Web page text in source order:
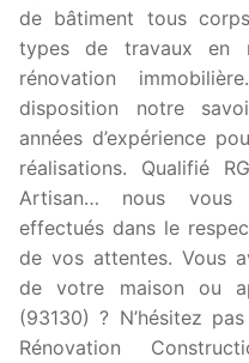
de bâtiment tous
types de travaux en
rénovation
disposition notre
années d’expérience
réalisations. Qualifié
Artisan… nous vous
effectués dans le
de vos attentes. Vous
de votre maison ou
(93130) ? N’hésitez
Rénovation